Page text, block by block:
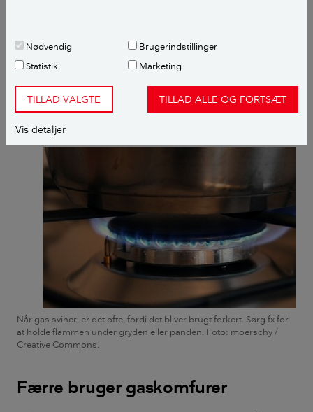
Nødvendig
Brugerindstillinger
Statistik
Marketing
TILLAD VALGTE TILLAD ALLE OG FORTSÆT
Vis detaljer
mange år siden. Dengang blandede man gas på kul.
Og samtidig var der mange, der ligesom i dag brugte
gaskomfuret forkert.
LÆS OGSÅ: Gør hovedrent - sådan
Når gas sviner, er det ofte, fordi det bliver brugt forkert. Sørg fx for
at holde flammen under gryden eller panden. Foto: moerschy /
Creative Commons.
Færre bruger gaskomfurer